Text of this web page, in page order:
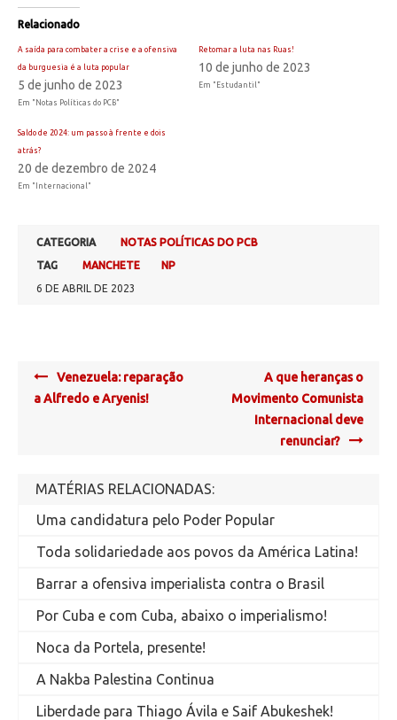
Relacionado
A saída para combater a crise e a ofensiva
da burguesia é a luta popular
5 de junho de 2023
Em "Notas Políticas do PCB"
Retomar a luta nas Ruas!
10 de junho de 2023
Em "Estudantil"
Saldo de 2024: um passo à frente e dois
atrás?
20 de dezembro de 2024
Em "Internacional"
CATEGORIA
NOTAS POLÍTICAS DO PCB
TAG
MANCHETE
NP
6 DE ABRIL DE 2023
Post
navigation
Venezuela: reparação
a Alfredo e Aryenis!
A que heranças o
Movimento Comunista
Internacional deve
renunciar?
MATÉRIAS RELACIONADAS:
Uma candidatura pelo Poder Popular
Toda solidariedade aos povos da América Latina!
Barrar a ofensiva imperialista contra o Brasil
Por Cuba e com Cuba, abaixo o imperialismo!
Noca da Portela, presente!
A Nakba Palestina Continua
Liberdade para Thiago Ávila e Saif Abukeshek!